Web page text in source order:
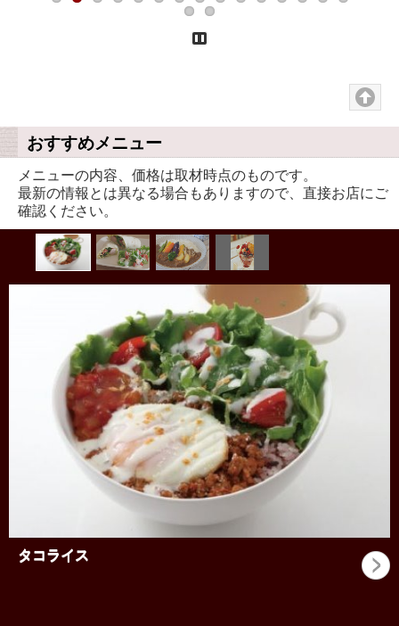
おすすめメニュー
メニューの内容、価格は取材時点のものです。
最新の情報とは異なる場合もありますので、直接お店にご
確認ください。
タコライス